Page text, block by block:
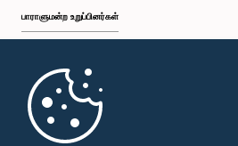
பாராளுமன்ற உறுப்பினர்கள்
முதற்பக்கம்
பாராளுமன்ற கையடக்க செயலி